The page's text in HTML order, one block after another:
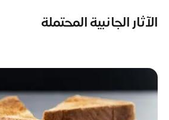
الآثار الجانبية المحتملة